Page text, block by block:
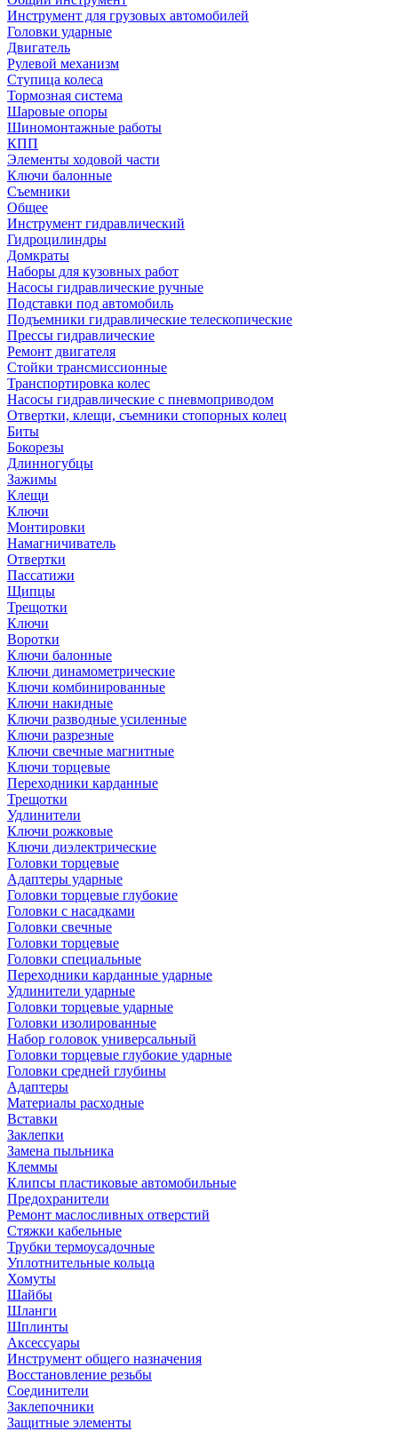
Инструмент для грузовых автомобилей
Головки ударные
Двигатель
Рулевой механизм
Ступица колеса
Тормозная система
Шаровые опоры
Шиномонтажные работы
КПП
Элементы ходовой части
Ключи балонные
Съемники
Общее
Инструмент гидравлический
Гидроцилиндры
Домкраты
Наборы для кузовных работ
Насосы гидравлические ручные
Подставки под автомобиль
Подъемники гидравлические телескопические
Прессы гидравлические
Ремонт двигателя
Стойки трансмиссионные
Транспортировка колес
Насосы гидравлические с пневмоприводом
Отвертки, клещи, съемники стопорных колец
Биты
Бокорезы
Длинногубцы
Зажимы
Клещи
Ключи
Монтировки
Намагничиватель
Отвертки
Пассатижи
Щипцы
Трещотки
Ключи
Воротки
Ключи балонные
Ключи динамометрические
Ключи комбинированные
Ключи накидные
Ключи разводные усиленные
Ключи разрезные
Ключи свечные магнитные
Ключи торцевые
Переходники карданные
Трещотки
Удлинители
Ключи рожковые
Ключи диэлектрические
Головки торцевые
Адаптеры ударные
Головки торцевые глубокие
Головки с насадками
Головки свечные
Головки торцевые
Головки специальные
Переходники карданные ударные
Удлинители ударные
Головки торцевые ударные
Головки изолированные
Набор головок универсальный
Головки торцевые глубокие ударные
Головки средней глубины
Адаптеры
Материалы расходные
Вставки
Заклепки
Замена пыльника
Клеммы
Клипсы пластиковые автомобильные
Предохранители
Ремонт маслосливных отверстий
Стяжки кабельные
Трубки термоусадочные
Уплотнительные кольца
Хомуты
Шайбы
Шланги
Шплинты
Аксессуары
Инструмент общего назначения
Восстановление резьбы
Соединители
Заклепочники
Защитные элементы